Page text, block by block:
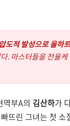
도적 발성으로 올하
. 마스터들을 전율
부A의 김산하가
뜨린 그녀는 첫